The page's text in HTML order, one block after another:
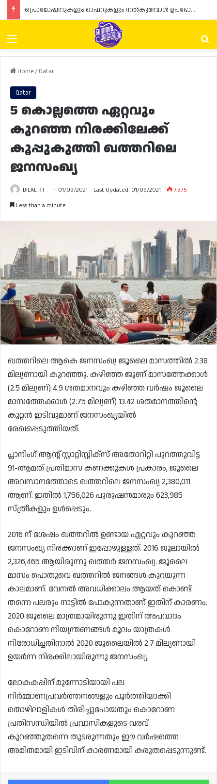
പ്രൊമോഷനുകളും ഓഫറുകളും നൽകുമ്പോൾ ഉപഭോക്താക്കളുടെ അവകാശങ്ങൾ ഉറപ്പാക്കണമെന്ന് ഖത്തർ വാണിജ്യ വ്യവസായ മന്ത്രാലയത്തിന്റെ (MoCI) നിർദ്ദേശം
Menu
Home/ Qatar
Qatar
5 കൊല്ലത്തെ ഏറ്റവും
കുറഞ്ഞ നിരക്കിലേക്ക്
കൂപ്പുകുത്തി ഖത്തറിലെ
ജനസംഖ്യ
BILAL KT 01/09/2021 Last Updated: 01/09/2021
7,375
Less than a minute
ഖത്തറിലെ ആകെ ജനസംഖ്യ ജൂലൈ മാസത്തിൽ 2.38
മില്യണായി കുറഞ്ഞു. കഴിഞ്ഞ ജൂണ് മാസത്തേക്കാൾ
(2.5 മില്യണ്) 4.9 ശതമാനവും കഴിഞ്ഞ വർഷം ജൂലൈ
മാസത്തേക്കാൾ (2.75 മില്യണ്) 13.42 ശതമാനത്തിന്റെ
കൂറ്റൻ ഇടിവുമാണ് ജനസംഖ്യയിൽ
രേഖപ്പെടുത്തിയത്.
പ്ലാനിംഗ് ആന്റ് സ്റ്റാറ്റിസ്റ്റിക്‌സ് അതോറിറ്റി പുറത്തുവിട്ട
91-ആമത് പ്രതിമാസ കണക്കുകൾ പ്രകാരം, ജൂലൈ
അവസാനത്തോടെ ഖത്തറിലെ ജനസംഖ്യ 2,380,011
ആണ്. ഇതിൽ 1,756,026 പുരുഷൻമാരും 623,985
സ്ത്രീകളും ഉൾപ്പെടും.
2016 ന് ശേഷം ഖത്തറിൽ ഉണ്ടായ ഏറ്റവും കുറഞ്ഞ
ജനസംഖ്യ നിരക്കാണ് ഇപ്പോഴുള്ളത്. 2016 ജൂലായിൽ
2,326,465 ആയിരുന്നു ഖത്തർ ജനസംഖ്യ. ജൂലൈ
മാസം പൊതുവെ ഖത്തറിൽ ജനങ്ങൾ കുറയുന്ന
കാലമാണ്. വേനൽ അവധിക്കാലം ആയത് കൊണ്ട്
തന്നെ പലരും നാട്ടിൽ പോകുന്നതാണ് ഇതിന് കാരണം.
2020 ജൂലൈ മാത്രമായിരുന്നു ഇതിന് അപവാദം.
കൊറോണ നിയന്ത്രണങ്ങൾ മൂലം യാത്രകൾ
നിരോധിച്ചതിനാൽ 2020 ജൂലൈയിൽ 2.7 മില്യണായി
ഉയർന്ന നിരക്കിലായിരുന്നു ജനസംഖ്യ.
ലോകകപ്പിന് മുന്നോടിയായി പല
നിർമ്മാണപ്രവർത്തനങ്ങളും പൂർത്തിയാക്കി
തൊഴിലാളികൾ തിരിച്ചുപോയതും കൊറോണ
പ്രതിസന്ധിയിൽ പ്രവാസികളുടെ വരവ്
കുറഞ്ഞുതന്നെ തുടരുന്നതും ഈ വർഷത്തെ
അമിതമായി ഇടിവിന് കാരണമായി കരുതപ്പെടുന്നുണ്ട്.
Facebook